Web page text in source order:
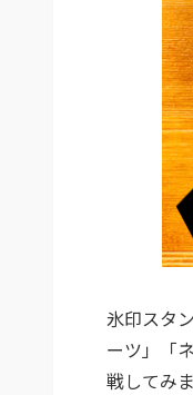
氷印スタ
ーツ」「
戦してみ